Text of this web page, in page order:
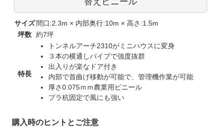
サイズ間口:2.3m × 内部奥行:10m × 高さ:1.5m
坪数 約7坪
特長
トンネルアーチ2310がミニハウスに変身
３本の横通しパイプで強度抜群
出入りが楽なドア付き
内部で首曲げ移動が可能で、管理機作業が可能
厚さ0.075ｍｍ農業用ビニール
プラ杭固定で風にも強い
購入時のヒントとご注意